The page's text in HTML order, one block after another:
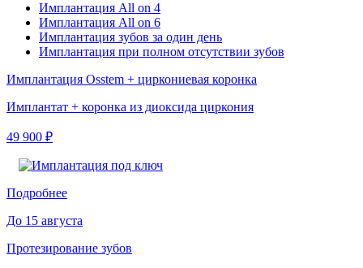
Имплантация All on 4
Имплантация All on 6
Имплантация зубов за один день
Имплантация при полном отсутствии зубов
Имплантация Osstem + циркониевая коронка
Имплантат + коронка из диоксида циркония
49 900 ₽
Подробнее
До 15 августа
Протезирование зубов